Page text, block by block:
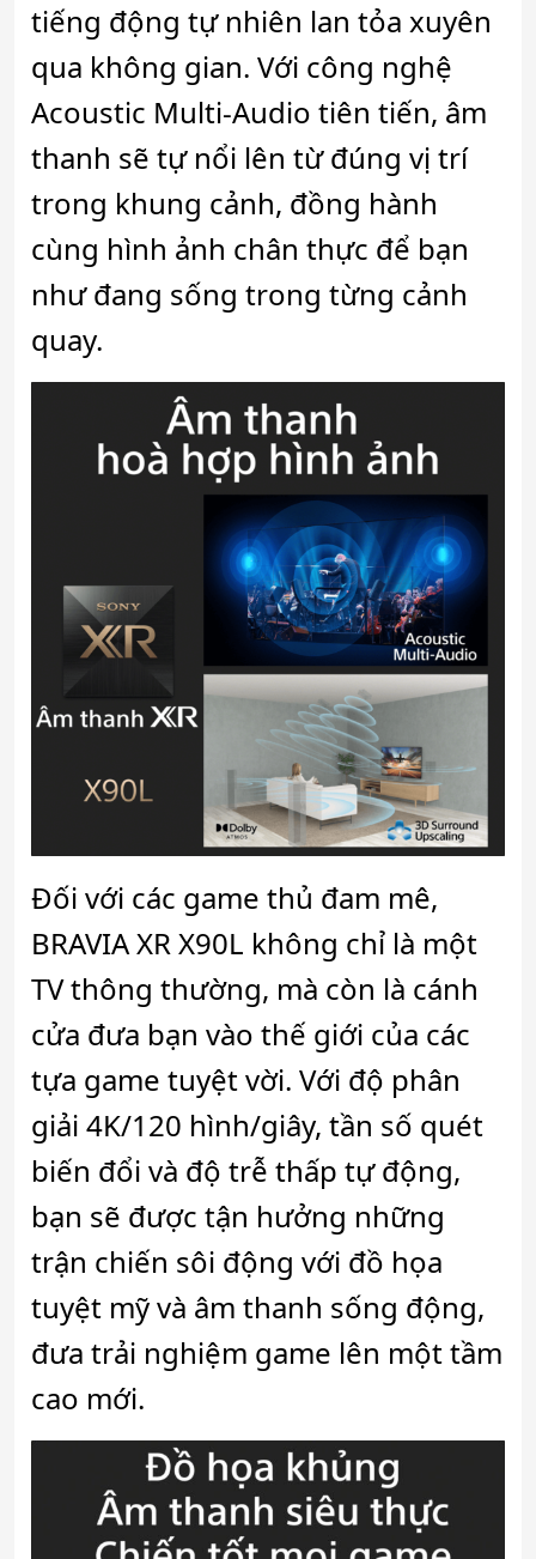
tiếng động tự nhiên lan tỏa xuyên
qua không gian. Với công nghệ
Acoustic Multi-Audio tiên tiến, âm
thanh sẽ tự nổi lên từ đúng vị trí
trong khung cảnh, đồng hành
cùng hình ảnh chân thực để bạn
như đang sống trong từng cảnh
quay.
Đối với các game thủ đam mê,
BRAVIA XR X90L không chỉ là một
TV thông thường, mà còn là cánh
cửa đưa bạn vào thế giới của các
tựa game tuyệt vời. Với độ phân
giải 4K/120 hình/giây, tần số quét
biến đổi và độ trễ thấp tự động,
bạn sẽ được tận hưởng những
trận chiến sôi động với đồ họa
tuyệt mỹ và âm thanh sống động,
đưa trải nghiệm game lên một tầm
cao mới.